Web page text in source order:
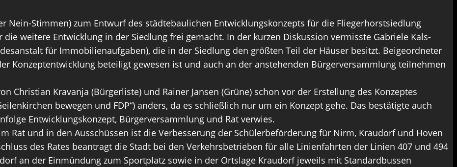
Nein-Stimmen) zum Entwurf des städtebaulichen Entwicklungskonzepts für die Fliegerhorstsiedlung
weitere Entwicklung in der Siedlung frei gemacht. In der kurzen Diskussion vermisste Gabriele Kals-
für Immobilienaufgaben), die in der Siedlung den größten Teil der Häuser besitzt. Beigeordneter
Konzeptentwicklung beteiligt gewesen ist und auch an der anstehenden Bürgerversammlung teilnehmen
Christian Kravanja (Bürgerliste) und Rainer Jansen (Grüne) schon vor der Erstellung des Konzeptes
bewegen und FDP“) anders, da es schließlich nur um ein Konzept gehe. Das bestätigte auch
Entwicklungskonzept, Bürgerversammlung und Rat verwies.
Rat und in den Ausschüssen ist die Verbesserung der Schülerbeförderung für Nirm, Kraudorf und Hoven
des Rates beantragt die Stadt bei den Verkehrsbetrieben für alle Linienfahrten der Linien 407 und 494
an der Einmündung zum Sportplatz sowie in der Ortslage Kraudorf jeweils mit Standardbussen